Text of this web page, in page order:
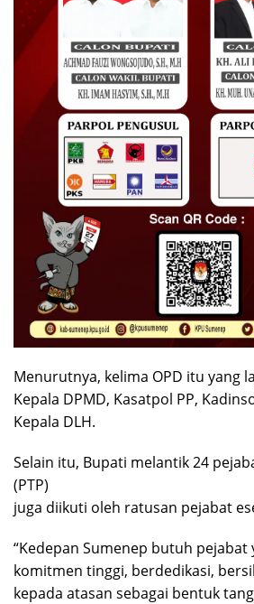
Menurutnya, kelima OPD itu yang
Kepala DPMD, Kasatpol PP,
Kepala DLH.
Selain itu, Bupati melantik 24
(PTP)
juga diikuti oleh ratusan pejabat
“Kedepan Sumenep butuh pejabat
komitmen tinggi, berdedikasi,
kepada atasan sebagai bentuk